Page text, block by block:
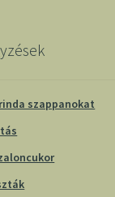
szappanokat